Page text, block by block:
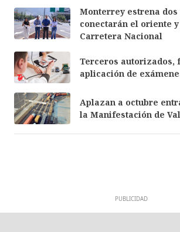
Monterrey estrena
conectarán el oriente
Carretera Nacional
Terceros autorizados,
aplicación de
Aplazan a octubre
la Manifestación de
PUBLICIDAD